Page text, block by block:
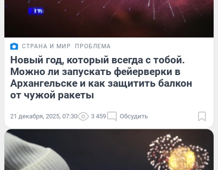
СТРАНА И МИР ПРОБЛЕМА
Новый год, который всегда с тобой.
Можно ли запускать фейерверки в
Архангельске и как защитить балкон
от чужой ракеты
21 декабря, 2025, 07:30 3 459 Обсудить